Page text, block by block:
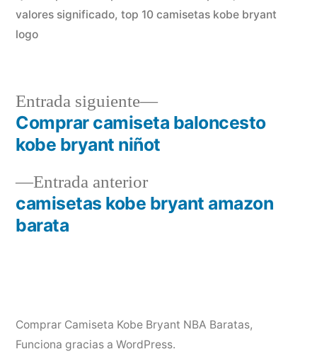
valores significado, top 10 camisetas kobe bryant
logo
Navegación
entradas
Entrada anteriorEntrada
anterior:
camisetas kobe bryant amazon
barata
Entrada siguiente
Entrada
siguiente:
Comprar camiseta baloncesto
kobe bryant niñot
Comprar Camiseta Kobe Bryant NBA Baratas,
Funciona gracias a WordPress.